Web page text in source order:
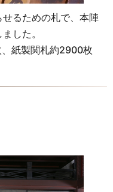
るための札で、本陣
した。
紙製関札約2900枚